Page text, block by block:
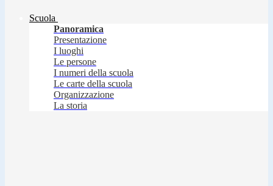
Scuola
Panoramica
Presentazione
I luoghi
Le persone
I numeri della scuola
Le carte della scuola
Organizzazione
La storia